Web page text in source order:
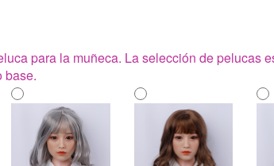
para la muñeca. La selección de pelucas
base.